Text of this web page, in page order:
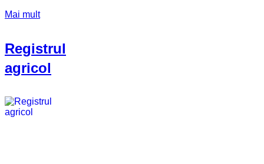
Mai mult
Registrul
agricol